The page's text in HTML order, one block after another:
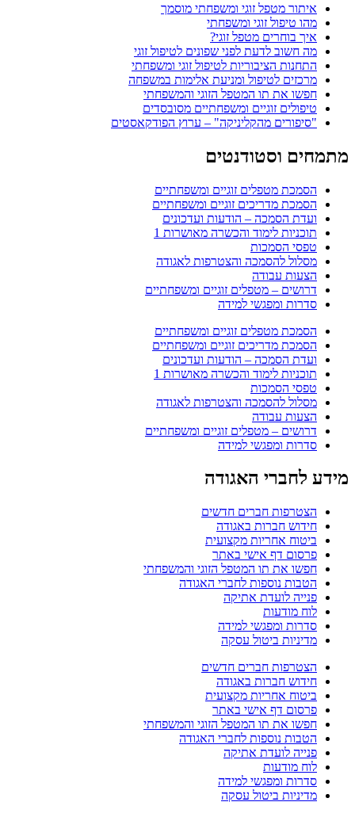
איתור מטפל זוגי ומשפחתי מוסמך
מהו טיפול זוגי ומשפחתי
איך בוחרים מטפל זוגי?
מה חשוב לדעת לפני שפונים לטיפול זוגי
התחנות הציבוריות לטיפול זוגי ומשפחתי
מרכזים לטיפול ומניעת אלימות במשפחה
חפשו את תו המטפל הזוגי והמשפחתי
טיפולים זוגיים ומשפחתיים מסובסדים
"סיפורים מהקליניקה" – ערוץ הפודקאסטים
מתמחים וסטודנטים
הסמכת מטפלים זוגיים ומשפחתיים
הסמכת מדריכים זוגיים ומשפחתיים
ועדת הסמכה – הודעות ועדכונים
תוכניות לימוד והכשרה מאושרות 1
טפסי הסמכות
מסלול להסמכה והצטרפות לאגודה
הצעות עבודה
דרושים – מטפלים זוגיים ומשפחתיים
סדרות ומפגשי למידה
הסמכת מטפלים זוגיים ומשפחתיים
הסמכת מדריכים זוגיים ומשפחתיים
ועדת הסמכה – הודעות ועדכונים
תוכניות לימוד והכשרה מאושרות 1
טפסי הסמכות
מסלול להסמכה והצטרפות לאגודה
הצעות עבודה
דרושים – מטפלים זוגיים ומשפחתיים
סדרות ומפגשי למידה
מידע לחברי האגודה
הצטרפות חברים חדשים
חידוש חברות באגודה
ביטוח אחריות מקצועית
פרסום דף אישי באתר
חפשו את תו המטפל הזוגי והמשפחתי
הטבות נוספות לחברי האגודה
פנייה לועדת אתיקה
לוח מודעות
סדרות ומפגשי למידה
מדיניות ביטול עסקה
הצטרפות חברים חדשים
חידוש חברות באגודה
ביטוח אחריות מקצועית
פרסום דף אישי באתר
חפשו את תו המטפל הזוגי והמשפחתי
הטבות נוספות לחברי האגודה
פנייה לועדת אתיקה
לוח מודעות
סדרות ומפגשי למידה
מדיניות ביטול עסקה